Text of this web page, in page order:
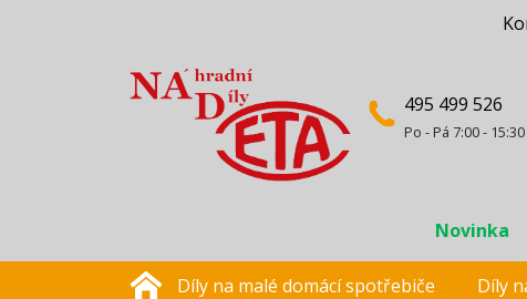
495 499 526
Po - Pá 7:00 - 15:30
Novinka
Díly na malé domácí spotřebiče Díly